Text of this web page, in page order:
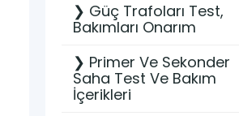
❯ Güç Trafoları Test,
Bakımları Onarım
❯ Primer Ve Sekonder
Saha Test Ve Bakım
İçerikleri